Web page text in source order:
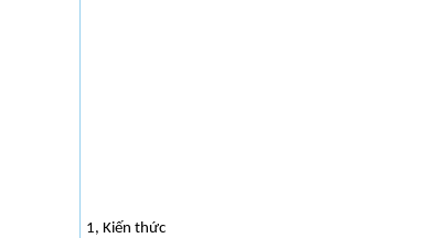
1, Kiến thức